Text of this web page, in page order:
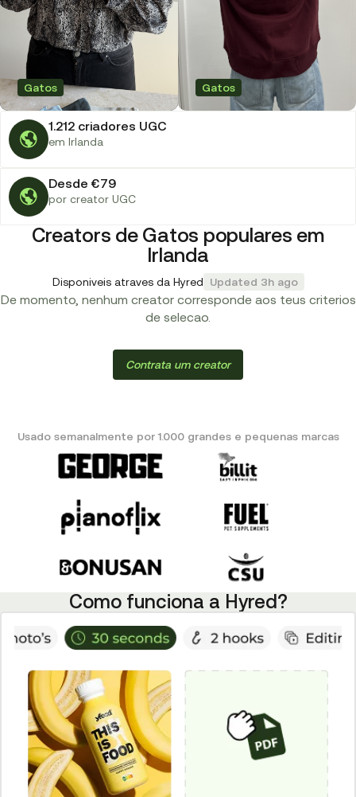
1.212 criadores UGC
em Irlanda
Gatos Gatos
Desde €79
por creator UGC
Creators de Gatos populares em
Irlanda
Disponiveis atraves da Hyred Updated 3h ago
De momento, nenhum creator corresponde aos teus criterios
de selecao.
Contrata um creator
Usado semanalmente por 1.000 grandes e pequenas marcas
Como funciona a Hyred?